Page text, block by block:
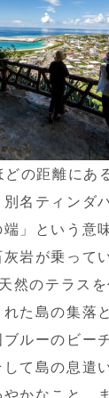
の距離にあ
別名ティンダ
」という意
岩が乗って
然のテラス
た島の集落
ルーのビー
て島の息遣